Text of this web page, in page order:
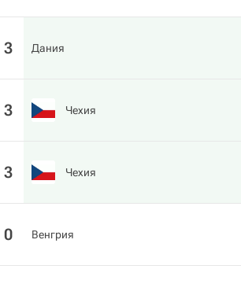
3 Дания
3 Чехия
3 Чехия
0 Венгрия